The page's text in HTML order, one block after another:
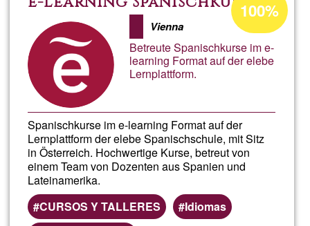
Vienna
Betreute Spanischkurse im e-
learning Format auf der elebe
Lernplattform.
Spanischkurse im e-learning Format auf der
Lernplattform der elebe Spanischschule, mit Sitz
in Österreich. Hochwertige Kurse, betreut von
einem Team von Dozenten aus Spanien und
Lateinamerika.
CURSOS Y TALLERES
Idiomas
percentage
Ğ1
100%